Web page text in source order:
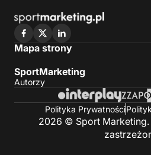
Mapa strony
SportMarketing
Autorzy
Polityka Prywatności
2026 © Sport